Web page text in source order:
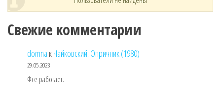
Свежие комментарии
domna кЧайковский. Опричник (1980)
29.05.2023
Фсе работает.